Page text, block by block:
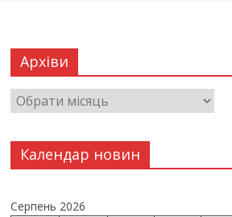
Архіви
Календар новин
Серпень 2026